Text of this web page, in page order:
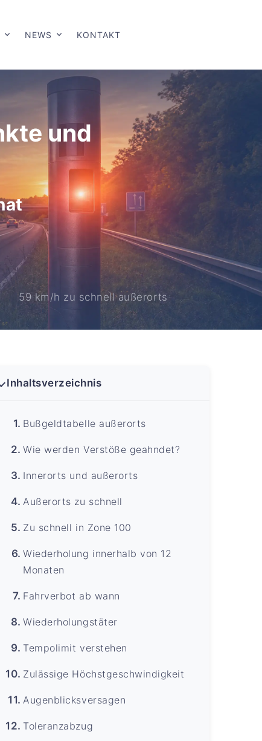
NEWS KONTAKT
und
59 km/h zu schnell außerorts
Inhaltsverzeichnis
Bußgeldtabelle außerorts
Wie werden Verstöße geahndet?
Innerorts und außerorts
Außerorts zu schnell
Zu schnell in Zone 100
Wiederholung innerhalb von 12
Monaten
Fahrverbot ab wann
Wiederholungstäter
Tempolimit verstehen
Zulässige Höchstgeschwindigkeit
Augenblicksversagen
Toleranzabzug